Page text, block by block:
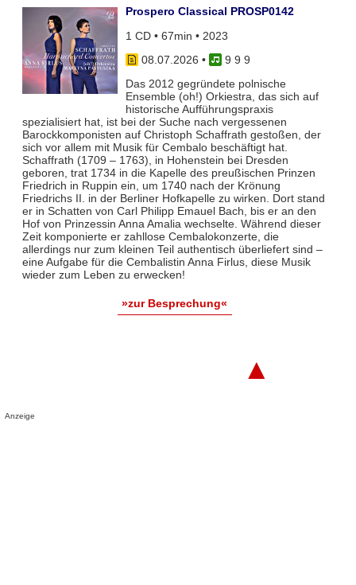
Prospero Classical PROSP0142
1 CD • 67min • 2023
08.07.2026 •
9 9 9
Das 2012 gegründete polnische
Ensemble (oh!) Orkiestra, das sich auf
historische Aufführungspraxis
spezialisiert hat, ist bei der Suche nach vergessenen
Barockkomponisten auf Christoph Schaffrath gestoßen, der
sich vor allem mit Musik für Cembalo beschäftigt hat.
Schaffrath (1709 – 1763), in Hohenstein bei Dresden
geboren, trat 1734 in die Kapelle des preußischen Prinzen
Friedrich in Ruppin ein, um 1740 nach der Krönung
Friedrichs II. in der Berliner Hofkapelle zu wirken. Dort stand
er in Schatten von Carl Philipp Emauel Bach, bis er an den
Hof von Prinzessin Anna Amalia wechselte. Während dieser
Zeit komponierte er zahllose Cembalokonzerte, die
allerdings nur zum kleinen Teil authentisch überliefert sind –
eine Aufgabe für die Cembalistin Anna Firlus, diese Musik
wieder zum Leben zu erwecken!
»zur Besprechung«
▲
Anzeige